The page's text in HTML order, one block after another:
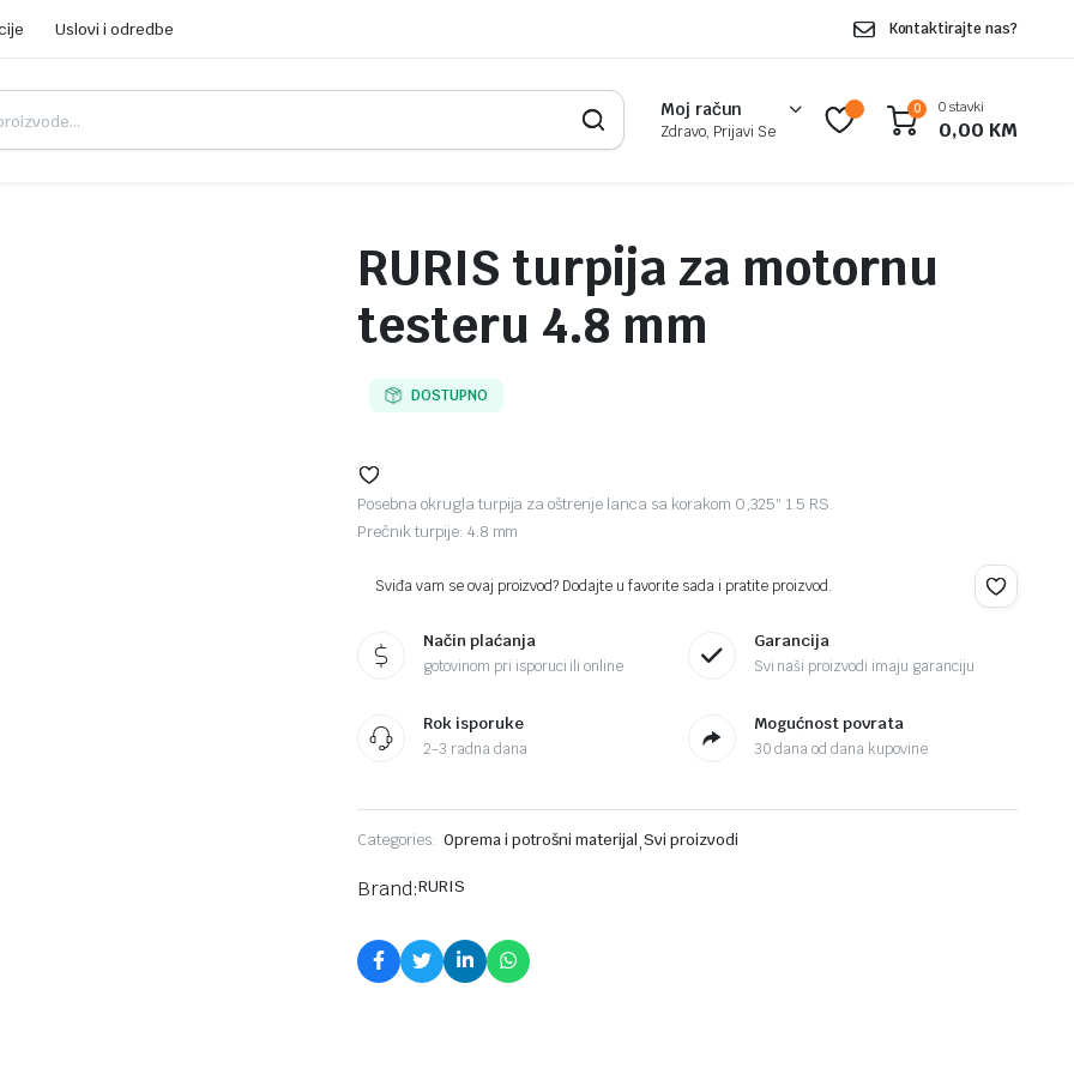
Uslovi i odredbe Kontaktirajte nas?
Moj račun
Zdravo, Prijavi Se
0 0 stavki
0,00 KM
RURIS turpija za motornu
testeru 4.8 mm
DOSTUPNO
Posebna okrugla turpija za oštrenje lanca sa korakom 0,325″ 1.5 RS.
Prečnik turpije: 4.8 mm
Sviđa vam se ovaj proizvod? Dodajte u favorite sada i pratite proizvod.
Način plaćanja
gotovinom pri isporuci ili online
Garancija
Svi naši proizvodi imaju garanciju
Rok isporuke
2-3 radna dana
Mogućnost povrata
30 dana od dana kupovine
Categories: Oprema i potrošni materijal,Svi proizvodi
Brand:RURIS